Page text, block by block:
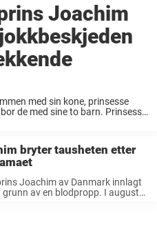
Joachim
med sin kone, prinsesse
de med sine to barn. Prinsesse
bryter tausheten etter
Joachim av Danmark innlagt
grunn av en blodpropp. I august